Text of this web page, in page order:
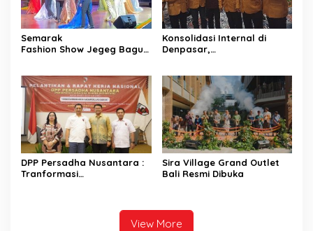
Semarak
Fashion Show Jegeg Bagus
dan Penguasaan catwalk
Konsolidasi Internal di
Denpasar,
DPP Persadha Nusantara :
Tranformasi
Sira Village Grand Outlet
Bali Resmi Dibuka
View More